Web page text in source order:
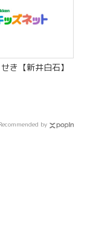
き【新井白石】
by